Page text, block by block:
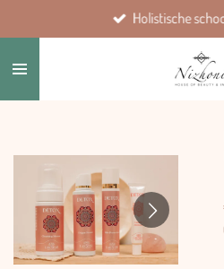
direct
naar
Holistische